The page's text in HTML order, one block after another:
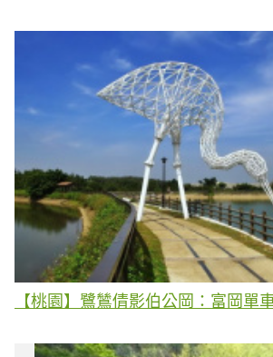
【桃園】鷺鷥倩影伯公岡：富岡單